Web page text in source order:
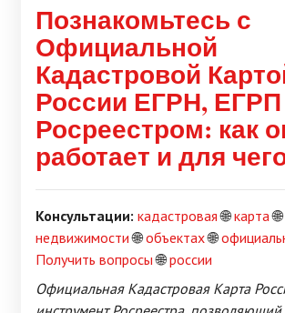
Познакомьтесь с
Официальной
Кадастровой
России ЕГРН,
Росреестром: как
работает и для
Консультации: кадастровая🌐карта🌐
недвижимости🌐объектах🌐
Получить вопросы🌐россии
Официальная Кадастровая Карта